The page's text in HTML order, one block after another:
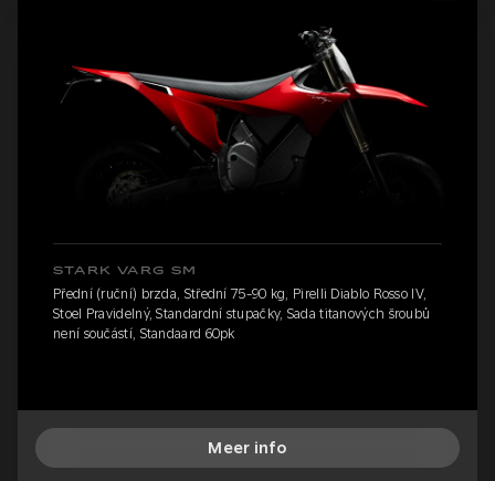
STARK VARG SM
Přední (ruční) brzda, Střední 75-90 kg, Pirelli Diablo Rosso IV,
Stoel Pravidelný, Standardní stupačky, Sada titanových šroubů
není součástí, Standaard 60pk
Meer info